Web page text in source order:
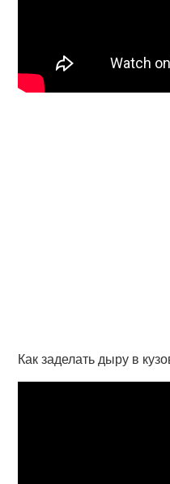
Как заделать дыру в